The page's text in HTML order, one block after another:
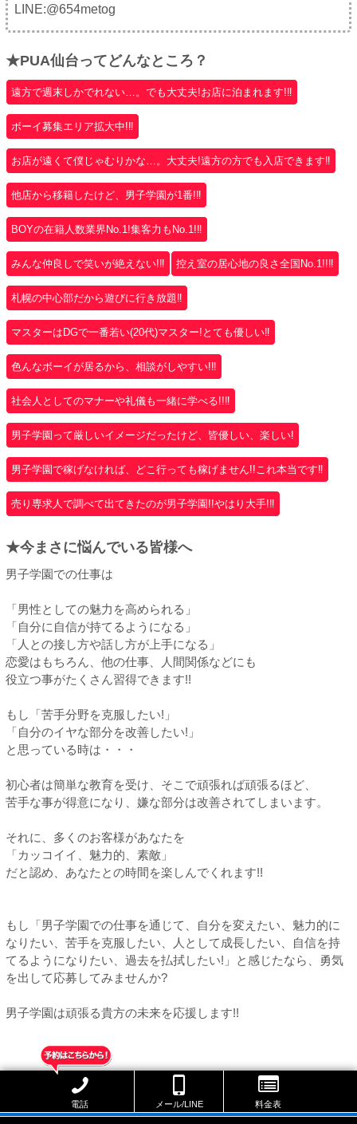
LINE:@654metog
★PUA仙台ってどんなところ？
遠方で週末しかでれない…。でも大丈夫!お店に泊まれます!‼
ボーイ募集エリア拡大中!‼
お店が遠くて僕じゃむりかな…。大丈夫!遠方の方でも入店できます‼
他店から移籍したけど、男子学園が1番!‼
BOYの在籍人数業界No.1!集客力もNo.1!‼
みんな仲良しで笑いが絶えない!‼ 控え室の居心地の良さ全国No.1!!‼
札幌の中心部だから遊びに行き放題‼
マスターはDGで一番若い(20代)マスター!とても優しい‼
色んなボーイが居るから、相談がしやすい!‼
社会人としてのマナーや礼儀も一緒に学べる!!‼
男子学園って厳しいイメージだったけど、皆優しい、楽しい!
男子学園で稼げなければ、どこ行っても稼げません!!これ本当です‼
売り専求人で調べて出てきたのが男子学園!!やはり大手!‼
★今まさに悩んでいる皆様へ
男子学園での仕事は
「男性としての魅力を高められる」
「自分に自信が持てるようになる」
「人との接し方や話し方が上手になる」
恋愛はもちろん、他の仕事、人間関係などにも
役立つ事がたくさん習得できます!!
もし「苦手分野を克服したい!」
「自分のイヤな部分を改善したい!」
と思っている時は・・・
初心者は簡単な教育を受け、そこで頑張れば頑張るほど、
苦手な事が得意になり、嫌な部分は改善されてしまいます。
それに、多くのお客様があなたを
「カッコイイ、魅力的、素敵」
だと認め、あなたとの時間を楽しんでくれます!!
もし「男子学園での仕事を通じて、自分を変えたい、魅力的に
なりたい、苦手を克服したい、人として成長したい、自信を持
てるようになりたい、過去を払拭したい!」と感じたなら、勇気
を出して応募してみませんか?
男子学園は頑張る貴方の未来を応援します!!
電話 メール/LINE 料金表